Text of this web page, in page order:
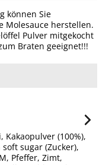
können Sie
Molesauce herstellen.
Pulver mitgekocht
Braten geeignet!!!
(100%),
sugar (Zucker),
Pfeffer, Zimt,